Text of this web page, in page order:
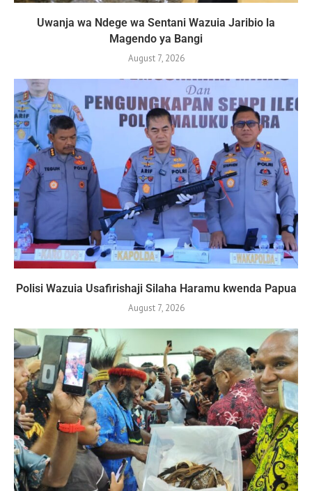
Uwanja wa Ndege wa Sentani Wazuia Jaribio la
Magendo ya Bangi
August 7, 2026
Polisi Wazuia Usafirishaji Silaha Haramu kwenda Papua
August 7, 2026